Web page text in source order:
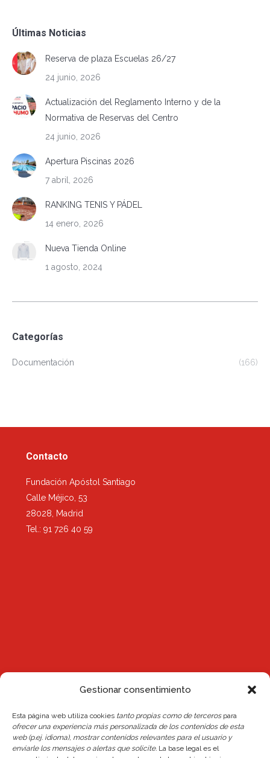
Gestionar consentimiento
Esta página web utiliza cookies tanto propias como de tercerospara
ofrecer una experiencia más personalizada de los contenidos de esta
web (p.ej. idioma), mostrar contenidos relevantes para el usuario y
enviarle los mensajes o alertas que solicite. La base legal es el
Últimas Noticias
Reserva de plaza Escuelas 26/27
24 junio, 2026
Actualización del Reglamento Interno y de la
Normativa de Reservas del Centro
24 junio, 2026
Apertura Piscinas 2026
7 abril, 2026
RANKING TENIS Y PÁDEL
14 enero, 2026
Nueva Tienda Online
1 agosto, 2024
Categorías
Documentación (166)
Contacto
Fundación Apóstol Santiago
Calle Méjico, 53
28028, Madrid
Tel.: 91 726 40 59
Noticias
Reserva de plaza Escuelas 26/27